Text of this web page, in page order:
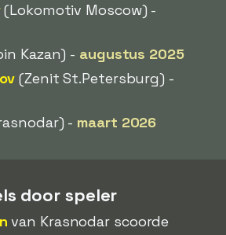
(Lokomotiv Moscow) -
Kazan) - augustus 2025
(Zenit St.Petersburg) -
- maart 2026
door speler
van Krasnodar scoorde